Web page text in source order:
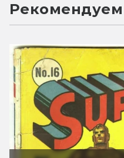
Рекомендуем